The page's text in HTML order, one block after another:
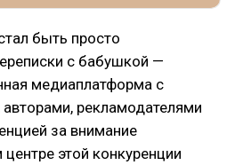
быть просто
с бабушкой —
медиаплатформа с
рекламодателями
за внимание
этой конкуренции